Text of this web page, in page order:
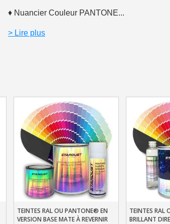
Inscription à la
Livraison
Livraison offerte en
Paiement en 4x
Votre devis en
Partagez vos
Gagnez des points
♦ Nuancier Couleur PANTONE...
> Lire plus
Ajouter Au Panier
TEINTES RAL OU PANTONE® EN
VERSION BASE MATE À REVERNIR
Ajouter
TEINTES RAL
BRILLANT